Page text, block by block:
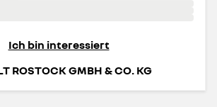
Ich bin interessiert
ROSTOCK GMBH & CO. KG